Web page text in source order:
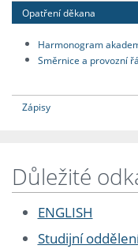
Opatření děkana
Harmonogram
Směrnice a provozní
Zápisy
Důležité
ENGLISH
Studijní